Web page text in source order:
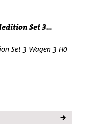
Set 3...
Set 3 Wagen 3 H0